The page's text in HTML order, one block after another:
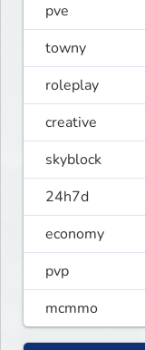
pve
towny
roleplay
creative
skyblock
24h7d
economy
pvp
mcmmo